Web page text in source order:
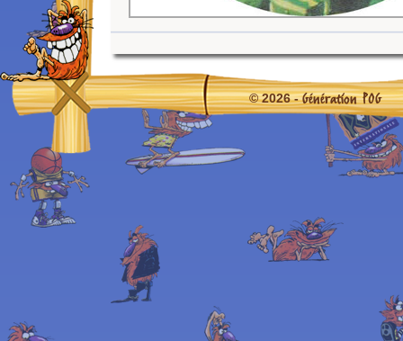
© 2026 -Génération POG